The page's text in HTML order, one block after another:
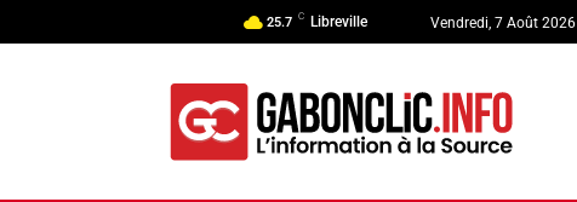
25.7 C Libreville Vendredi, 7 Août 2026